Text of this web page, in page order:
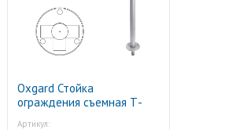
Oxgard Стойка
ограждения съемная Т-
Артикул: